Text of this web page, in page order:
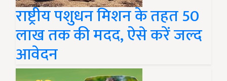
राष्ट्रीय पशुधन मिशन के तहत 50
लाख तक की मदद, ऐसे करें जल्द
आवेदन